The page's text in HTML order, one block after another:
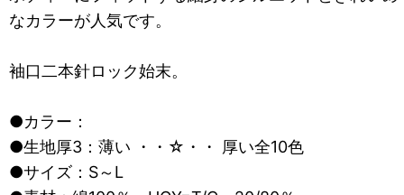
なカラーが人気です。
袖口二本針ロック始末。
●カラー：
●生地厚3：薄い ・・☆・・ 厚い全10色
●サイズ：S～L